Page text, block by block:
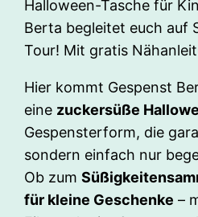
Halloween-Tasche für
Berta begleitet euch auf
Tour! Mit gratis
Hier kommt Gespenst
eine zuckersüße
Gespensterform, die
sondern einfach nur
Ob zum
für kleine Geschenke –